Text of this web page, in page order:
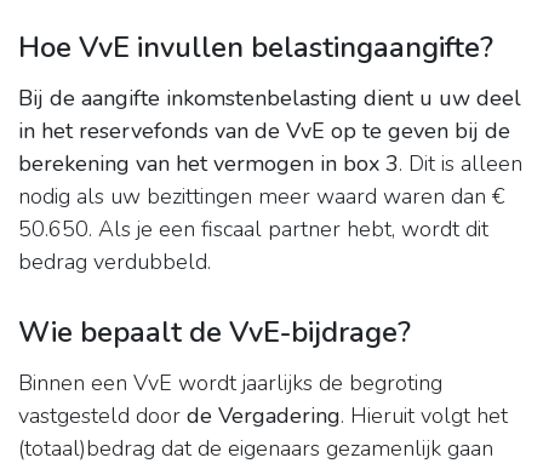
Hoe VvE invullen belastingaangifte?
Bij de aangifte inkomstenbelasting dient u uw deel
in het reservefonds van de VvE op te geven bij de
berekening van het vermogen in box 3. Dit is alleen
nodig als uw bezittingen meer waard waren dan €
50.650. Als je een fiscaal partner hebt, wordt dit
bedrag verdubbeld.
Wie bepaalt de VvE-bijdrage?
Binnen een VvE wordt jaarlijks de begroting
vastgesteld door de Vergadering. Hieruit volgt het
(totaal)bedrag dat de eigenaars gezamenlijk gaan